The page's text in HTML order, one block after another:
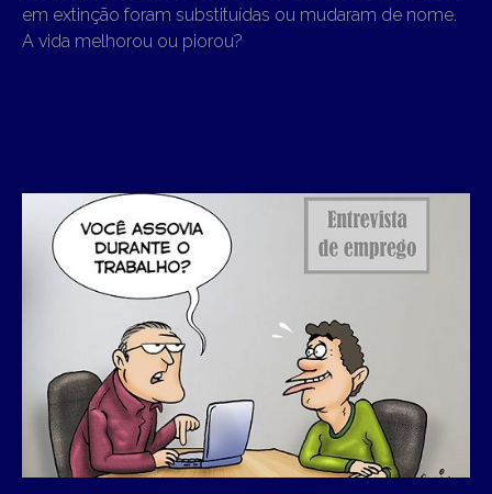
em extinção foram substituídas ou mudaram de nome.
A vida melhorou ou piorou?